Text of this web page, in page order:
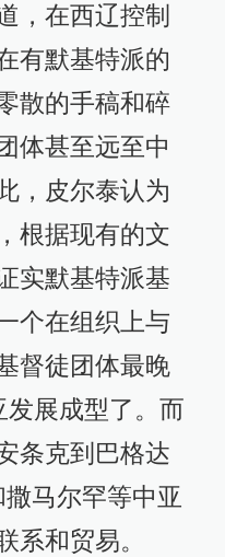
，在西辽控制
有默基特派的
散的手稿和碎
体甚至远至中
，皮尔泰认为
根据现有的文
实默基特派基
个在组织上与
督徒团体最晚
展成型了。而
条克到巴格达
马尔罕等中亚
系和贸易。